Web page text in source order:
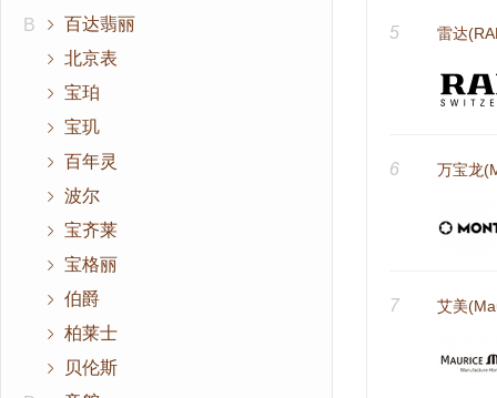
B
百达翡丽
北京表
宝珀
宝玑
百年灵
波尔
宝齐莱
宝格丽
伯爵
柏莱士
贝伦斯
5 雷达
6 万宝龙
7 艾美